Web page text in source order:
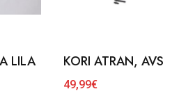
LILA
KORI ATRAN, AVS
49,99€